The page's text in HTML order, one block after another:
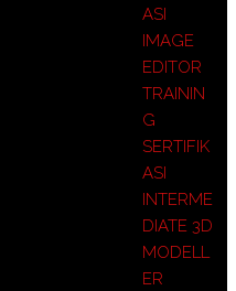
ASI
IMAGE
EDITOR
TRAININ
G
SERTIFIK
ASI
INTERME
DIATE 3D
MODELL
ER